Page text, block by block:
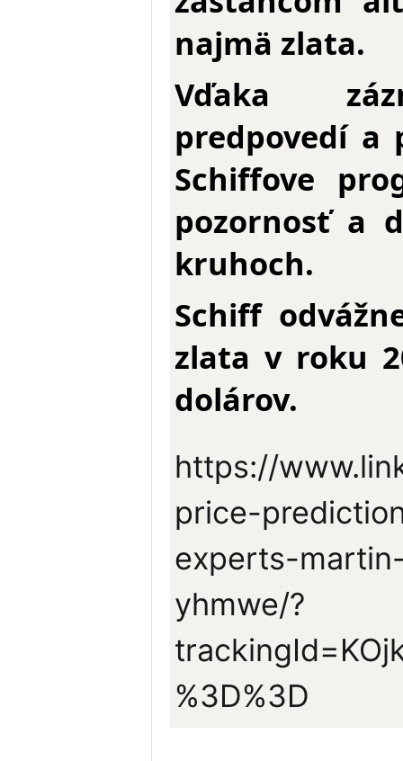
najmä zlata.
Vďaka
predpovedí a
Schiffove
pozornosť a
kruhoch.
Schiff
zlata v roku
dolárov.
https://
price-
experts-
yhmwe/?
%3D%3D